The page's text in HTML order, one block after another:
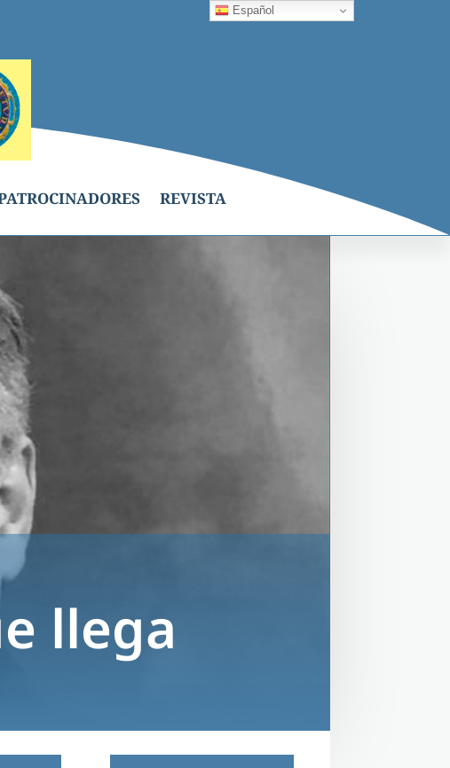
REVISTA
llega
Español